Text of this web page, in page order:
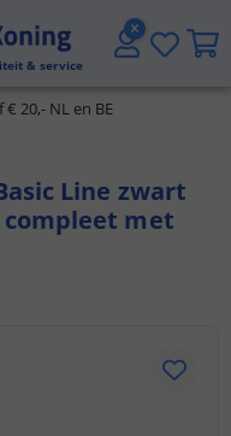
& service
20,- NL en BE
9.1
morgen in huis
Line zwart
compleet met